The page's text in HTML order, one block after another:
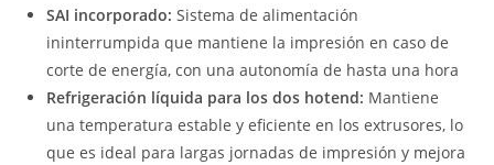
SAI incorporado: Sistema de alimentación
ininterrumpida que mantiene la impresión en caso de
corte de energía, con una autonomía de hasta una hora
Refrigeración líquida para los dos hotend: Mantiene
una temperatura estable y eficiente en los extrusores, lo
que es ideal para largas jornadas de impresión y mejora